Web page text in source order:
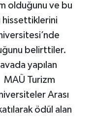
olduğunu ve bu
hissettiklerini
belirttiler.
yapılan
MAÜ Turizm
Arası
ödül alan